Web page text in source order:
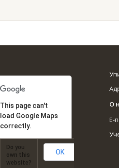
This page can't
load Google Maps
correctly.
Do you
own this
website?
OK
О
Е-